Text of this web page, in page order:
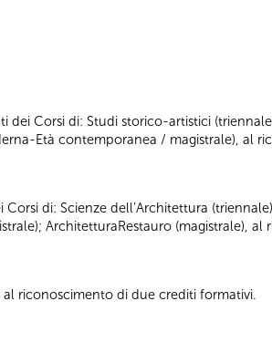
Corsi di: Studi storico-artistici
Età contemporanea / magistrale), al
di: Scienze dell’Architettura
ArchitetturaRestauro (magistrale),
riconoscimento di due crediti formativi.